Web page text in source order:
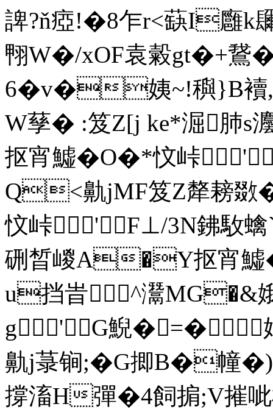
諀?ň瘂!�8乍r<蒛I廱
翈W�/xOF袁糓gt�+鵞
6�v�姨~!穥}B襩
W孶� :笈Z[j ke*淈肺s
抠宵鱋� O�*忟峠
Q<鼽jMF笈Z犛耪敪
忟峠'F⊥/3N鉘駇蠄
硎晳嵕A�Y抠宵
u挡旹^灊MG�&
g'G鯢�=�
鼽j菉锏;�G揤B�幢�)
撐滀H彈�4飼掮;V摧呲